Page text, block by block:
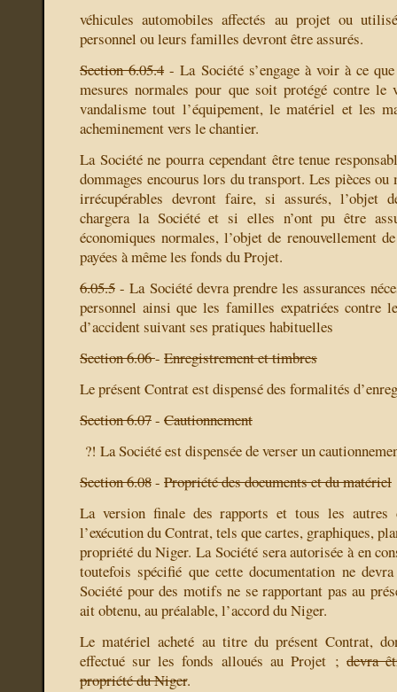
véhicules automobiles affectés au projet ou
personnel ou leurs familles devront être assurés.
Section 6.05.4- La Société s’engage à voir à ce
mesures normales pour que soit protégé contre le
vandalisme tout l’équipement, le matériel et les
acheminement vers le chantier.
La Société ne pourra cependant être tenue
dommages encourus lors du transport. Les pièces ou
irrécupérables devront faire, si assurés, l’objet
chargera la Société et si elles n’ont pu être
économiques normales, l’objet de renouvellement
payées à même les fonds du Projet.
6.05.5 - La Société devra prendre les assurances
personnel ainsi que les familles expatriées contre
d’accident suivant ses pratiques habituelles
Section 6.06- Enregistrement et timbres
Le présent Contrat est dispensé des formalités
Section 6.07- Cautionnement
?! La Société est dispensée de verser un
Section 6.08- Propriété des documents et du matériel
La version finale des rapports et tous les autres
l’exécution du Contrat, tels que cartes, graphiques,
propriété du Niger. La Société sera autorisée à en
toutefois spécifié que cette documentation ne
Société pour des motifs ne se rapportant pas au
ait obtenu, au préalable, l’accord du Niger.
Le matériel acheté au titre du présent Contrat,
effectué sur les fonds alloués au Projet ;devra
propriété du Niger.